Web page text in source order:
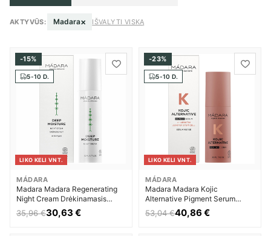
AKTYVŪS: Madara× IŠVALYTI VISKĄ
-15%
5-10 D.
LIKO KELI VNT.
MÁDARA
Madara Madara Regenerating
Night Cream Drėkinamasis
veido kremas Moterims
35,96 €30,63 €
-23%
5-10 D.
LIKO KELI VNT.
MÁDARA
Madara Madara Kojic
Alternative Pigment Serum
Drėkinamasis veido kremas
Moterims
53,04 €40,86 €